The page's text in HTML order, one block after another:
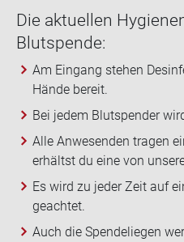
Die ak­tu­el­len
Blut­spen­de:
Am Eingang stehen
Hände bereit.
Bei jedem Blutspender
Alle Anwesenden tragen
erhältst du eine von
Es wird zu jeder Zeit auf
geachtet.
Auch die Spendeliegen